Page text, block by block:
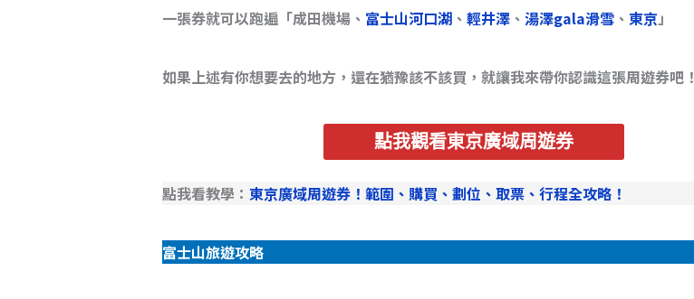
一張券就可以跑遍「成田機場、 富士山河口湖、 輕井澤、 湯澤gala滑雪、 東京」
如果上述有你想要去的地方，還在猶豫該不該買，就讓我來帶你認識這張周遊券吧！
點我觀看東京廣域周遊券
點我看教學： 東京廣域周遊券！範圍、購買、劃位、取票、行程全攻略！
富士山旅遊攻略